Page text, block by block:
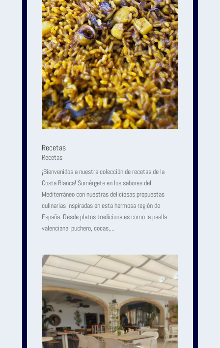
Recetas
Recetas
¡Bienvenidos a nuestra colección de recetas de la
Costa Blanca! Sumérgete en los sabores del
Mediterráneo con nuestras deliciosas propuestas
culinarias inspiradas en esta hermosa región de
España. Desde platos tradicionales como la paella
valenciana, puchero, cocas,...